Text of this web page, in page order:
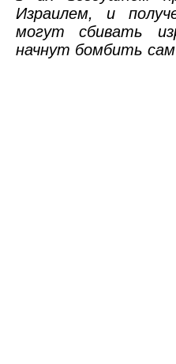
Израилем, и
могут сбивать
начнут бомбить